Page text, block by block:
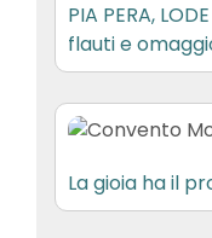
PIA PERA,
flauti e
La gioia ha il